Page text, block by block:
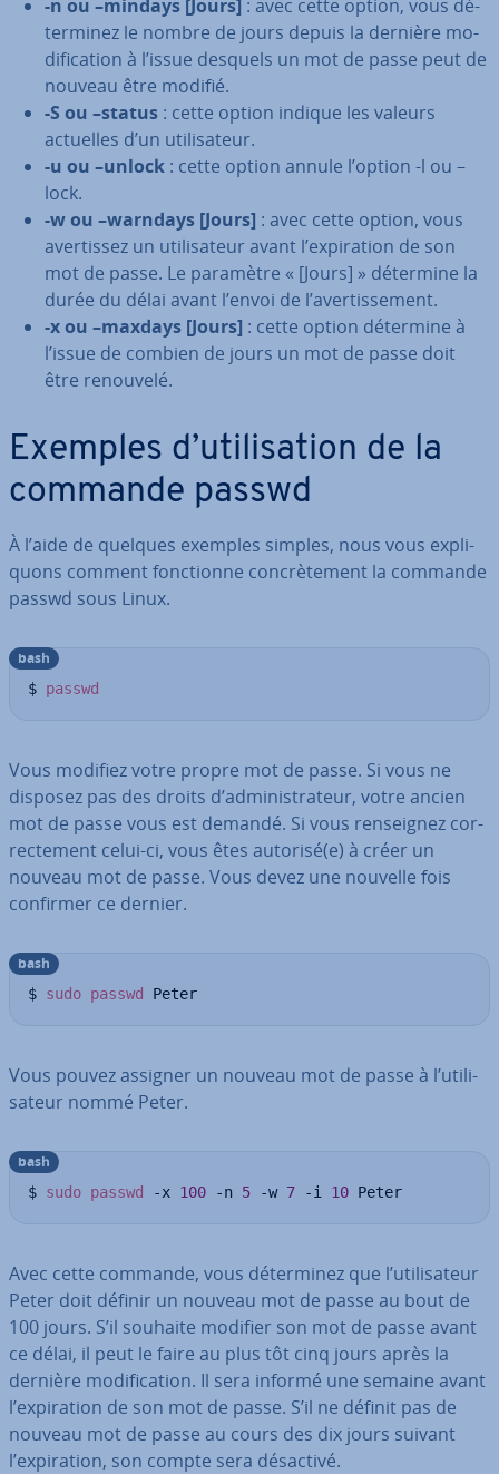
-n ou –mindays [Jours] : avec cette option, vous dé­
ter­mi­nez le nombre de jours depuis la dernière mo­
di­fi­ca­tion à l’issue desquels un mot de passe peut de
nouveau être modifié.
-S ou –status : cette option indique les valeurs
actuelles d’un uti­li­sa­teur.
-u ou –unlock : cette option annule l’option -l ou –
lock.
-w ou –warndays [Jours] : avec cette option, vous
aver­tis­sez un uti­li­sa­teur avant l’ex­pi­ra­tion de son
mot de passe. Le paramètre « [Jours] » détermine la
durée du délai avant l’envoi de l’aver­tis­se­ment.
-x ou –maxdays [Jours] : cette option détermine à
l’issue de combien de jours un mot de passe doit
être renouvelé.
Exemples d’uti­li­sa­tion de la
commande passwd
À l’aide de quelques exemples simples, nous vous ex­pli­
quons comment fonc­tionne con­crè­te­ment la commande
passwd sous Linux.
$ passwd
bash
Vous modifiez votre propre mot de passe. Si vous ne
disposez pas des droits d’ad­mi­nis­tra­teur, votre ancien
mot de passe vous est demandé. Si vous ren­seig­nez cor­
rec­te­ment celui-ci, vous êtes autorisé(e) à créer un
nouveau mot de passe. Vous devez une nouvelle fois
confirmer ce dernier.
$ sudo passwd Peter
bash
Vous pouvez assigner un nouveau mot de passe à l’uti­li­
sa­teur nommé Peter.
$ sudo passwd -x 100 -n 5 -w 7 -i 10 Peter
bash
Avec cette commande, vous dé­ter­mi­nez que l’uti­li­sa­teur
Peter doit définir un nouveau mot de passe au bout de
100 jours. S’il souhaite modifier son mot de passe avant
ce délai, il peut le faire au plus tôt cinq jours après la
dernière mo­di­fi­ca­tion. Il sera informé une semaine avant
l’ex­pi­ra­tion de son mot de passe. S’il ne définit pas de
nouveau mot de passe au cours des dix jours suivant
l’ex­pi­ra­tion, son compte sera désactivé.